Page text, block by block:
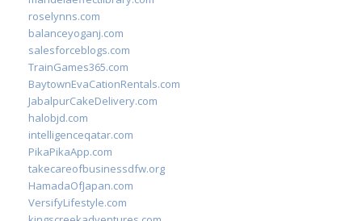
roselynns.com
balanceyoganj.com
salesforceblogs.com
TrainGames365.com
BaytownEvaCationRentals.com
JabalpurCakeDelivery.com
halobjd.com
intelligenceqatar.com
PikaPikaApp.com
takecareofbusinessdfw.org
HamadaOfJapan.com
VersifyLifestyle.com